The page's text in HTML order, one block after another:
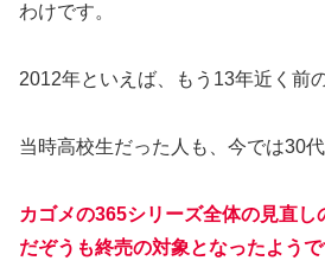
わけです。
2012年といえば、もう13年近く前の
当時高校生だった人も、今では30
カゴメの365シリーズ全体の見直
だぞうも終売の対象となったようで